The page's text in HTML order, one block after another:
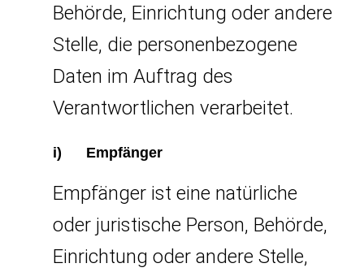
Behörde, Einrichtung oder andere
Stelle, die personenbezogene
Daten im Auftrag des
Verantwortlichen verarbeitet.
i) Empfänger
Empfänger ist eine natürliche
oder juristische Person, Behörde,
Einrichtung oder andere Stelle,